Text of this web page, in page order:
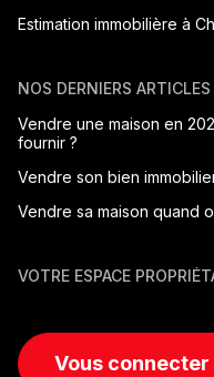
Estimation immobilière à
NOS DERNIERS ARTICLES
Vendre une maison en
fournir ?
Vendre son bien
Vendre sa maison quand
VOTRE ESPACE
Vous connecter